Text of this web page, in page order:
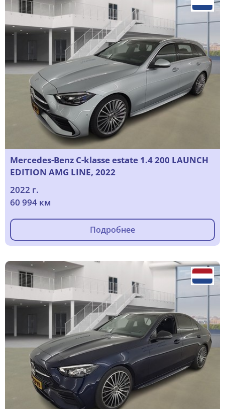
Mercedes-Benz C-klasse estate 1.4 200 LAUNCH
EDITION AMG LINE, 2022
2022 г.
60 994 км
Подробнее